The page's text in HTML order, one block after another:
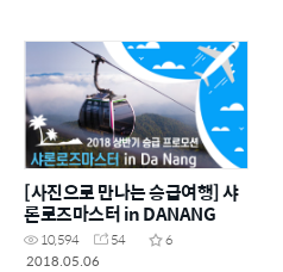
[사진으로 만나는 승급여행] 샤
론로즈마스터 in DANANG
10,594 54
6
2018.05.06